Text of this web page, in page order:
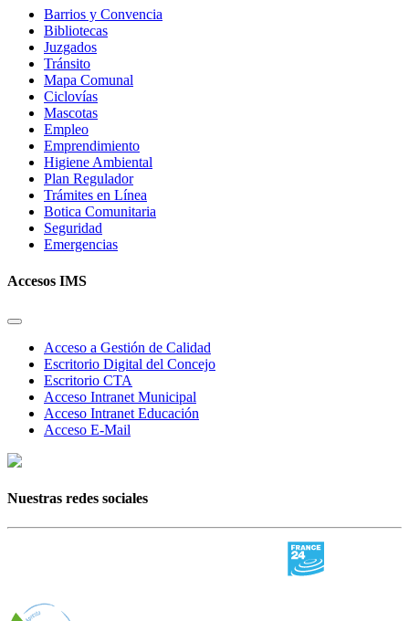
Barrios y Convencia
Bibliotecas
Juzgados
Tránsito
Mapa Comunal
Ciclovías
Mascotas
Empleo
Emprendimiento
Higiene Ambiental
Plan Regulador
Trámites en Línea
Botica Comunitaria
Seguridad
Emergencias
Accesos IMS
Acceso a Gestión de Calidad
Escritorio Digital del Concejo
Escritorio CTA
Acceso Intranet Municipal
Acceso Intranet Educación
Acceso E-Mail
Nuestras redes sociales